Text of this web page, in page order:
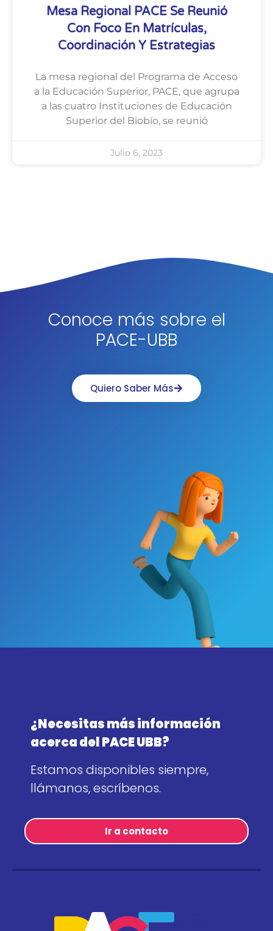
Mesa Regional PACE Se Reunió
Con Foco En Matrículas,
Coordinación Y Estrategias
La mesa regional del Programa de Acceso
a la Educación Superior, PACE, que agrupa
a las cuatro Instituciones de Educación
Superior del Biobío, se reunió
Julio 6, 2023
Conoce más sobre el
PACE-UBB
Quiero Saber Más
¿Necesitas más información
acerca del PACE UBB?
Estamos disponibles siempre,
llámanos, escríbenos.
Ir a contacto